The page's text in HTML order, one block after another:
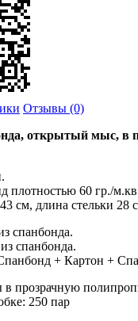
Отзывы (0)
открытый мыс, в
плотностью 60 гр./м.кв
см, длина стельки 28
спанбонда.
спанбонда.
+ Картон +
в прозрачную
250 пар